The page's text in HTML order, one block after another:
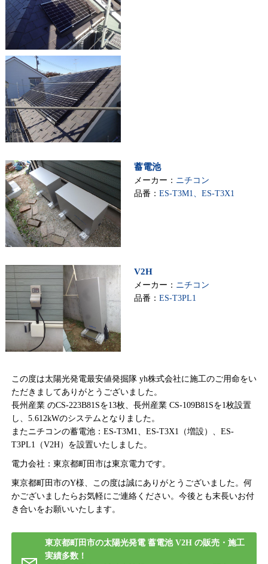
蓄電池
メーカー： ニチコン
品番： ES-T3M1、ES-T3X1
V2H
メーカー： ニチコン
品番： ES-T3PL1
この度は太陽光発電最安値発掘隊 yh株式会社に施工のご用命をい
ただきましてありがとうございました。
長州産業 のCS-223B81Sを13枚、長州産業 CS-109B81Sを1枚設置
し、5.612kWのシステムとなりました。
またニチコンの蓄電池：ES-T3M1、ES-T3X1（増設）、ES-
T3PL1（V2H）を設置いたしました。
電力会社：東京都町田市は東京電力です。
東京都町田市のY様、この度は誠にありがとうございました。何
かございましたらお気軽にご連絡ください。今後とも末長いお付
き合いをお願いいたします。
東京都町田市の太陽光発電 蓄電池 V2H の販売・施工
実績多数！